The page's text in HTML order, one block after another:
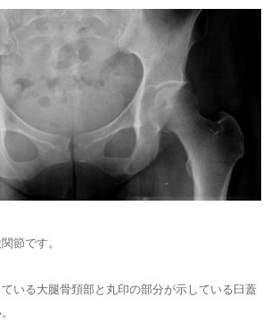
節です。
いる大腿骨頚部と丸印の部分が示している臼蓋